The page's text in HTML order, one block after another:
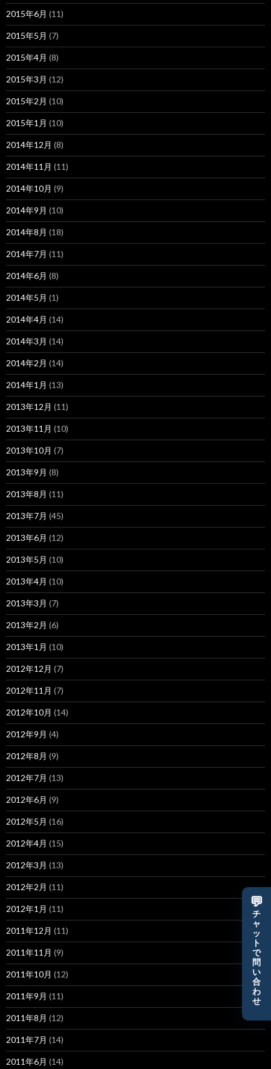
2015年6月 (11)
2015年5月 (7)
2015年4月 (8)
2015年3月 (12)
2015年2月 (10)
2015年1月 (10)
2014年12月 (8)
2014年11月 (11)
2014年10月 (9)
2014年9月 (10)
2014年8月 (18)
2014年7月 (11)
2014年6月 (8)
2014年5月 (1)
2014年4月 (14)
2014年3月 (14)
2014年2月 (14)
2014年1月 (13)
2013年12月 (11)
2013年11月 (10)
2013年10月 (7)
2013年9月 (8)
2013年8月 (11)
2013年7月 (45)
2013年6月 (12)
2013年5月 (10)
2013年4月 (10)
2013年3月 (7)
2013年2月 (6)
2013年1月 (10)
2012年12月 (7)
2012年11月 (7)
2012年10月 (14)
2012年9月 (4)
2012年8月 (9)
2012年7月 (13)
2012年6月 (9)
2012年5月 (16)
2012年4月 (15)
2012年3月 (13)
2012年2月 (11)
2012年1月 (11)
2011年12月 (11)
2011年11月 (9)
2011年10月 (12)
2011年9月 (11)
2011年8月 (12)
2011年7月 (14)
2011年6月 (14)
💬
チ
ャ
ッ
ト
で
問
い
合
わ
せ